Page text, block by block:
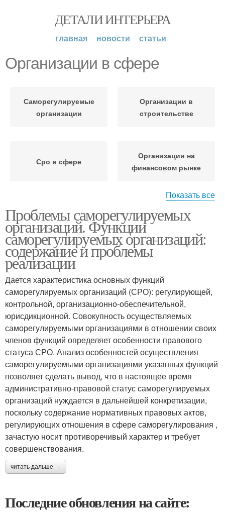
ДЕТАЛИ ИНТЕРЬЕРА
главная новости статьи
Организации в сфере
Саморегулируемые
организации
Организации в
строительстве
Сро в сфере
Организации на
финансовом рынке
Саморегулирования в
сфере
Показать все
Проблемы саморегулируемых
организаций. Функции
саморегулируемых организаций:
содержание и проблемы
реализации
Дается характеристика основных функций
саморегулируемых организаций (СРО): регулирующей,
контрольной, организационно-обеспечительной,
юрисдикционной. Совокупность осуществляемых
саморегулируемыми организациями в отношении своих
членов функций определяет особенности правового
статуса СРО. Анализ особенностей осуществления
саморегулируемыми организациями указанных функций
позволяет сделать вывод, что в настоящее время
административно-правовой статус саморегулируемых
организаций нуждается в дальнейшей конкретизации,
поскольку содержание нормативных правовых актов,
регулирующих отношения в сфере саморегулирования ,
зачастую носит противоречивый характер и требует
совершенствования.
читать дальше →
Последние обновления на сайте: